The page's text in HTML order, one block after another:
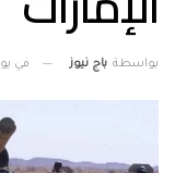
بواسطة باج نيوز في